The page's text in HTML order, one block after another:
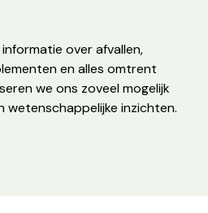
informatie over afvallen,
en alles omtrent
we ons zoveel mogelijk
wetenschappelijke inzichten.